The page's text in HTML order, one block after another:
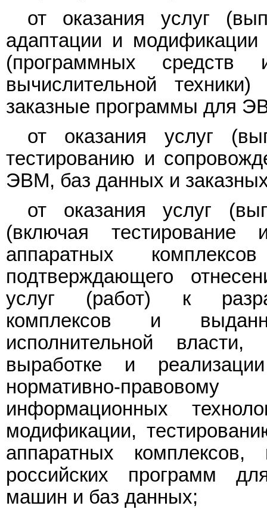
от оказания услуг
адаптации и
(программных средств
вычислительной
заказные программы для
от оказания услуг
тестированию и
ЭВМ, баз данных и
от оказания услуг
(включая тестирование
аппаратных
подтверждающего
услуг (работ) к
комплексов и
исполнительной
выработке и
нормативно-
информационных
модификации,
аппаратных
российских программ
машин и баз данных;